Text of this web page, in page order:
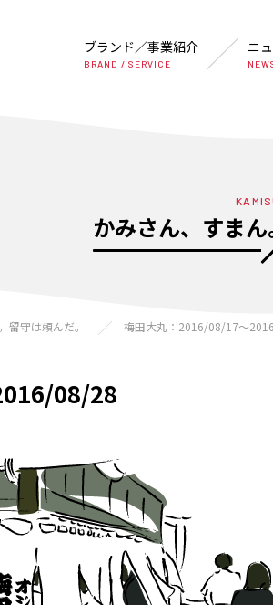
ブランド／事業紹介
BRAND / SERVICE
ニ
かみさん、すまん
留守は頼んだ。 梅田大丸：2016/08/17〜
08/28